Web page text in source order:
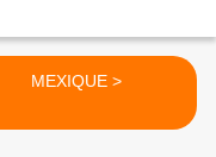
MEXIQUE >